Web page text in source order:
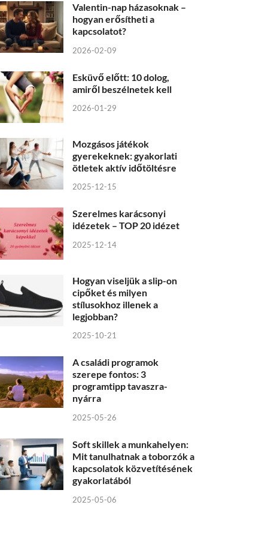
Valentin-nap házasoknak –
hogyan erősítheti a
kapcsolatot?
2026-02-09
Esküvő előtt: 10 dolog,
amiről beszélnetek kell
2026-01-29
Mozgásos játékok
gyerekeknek: gyakorlati
ötletek aktív időtöltésre
2025-12-15
Szerelmes karácsonyi
idézetek – TOP 20 idézet
2025-12-14
Hogyan viseljük a slip-on
cipőket és milyen
stílusokhoz illenek a
legjobban?
2025-10-21
A családi programok
szerepe fontos: 3
programtipp tavaszra-
nyárra
2025-05-26
Soft skillek a munkahelyen:
Mit tanulhatnak a toborzók a
kapcsolatok közvetítésének
gyakorlatából
2025-05-06